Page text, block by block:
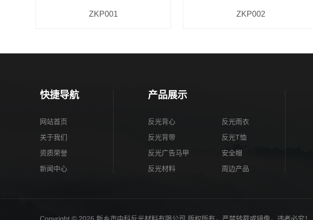
ZKP001 ZKP002
快捷导航
网站首页
关于我们
资质荣誉
新闻中心
产品展示
反光背心
反光雨衣
反光背带
反光T恤
反光广告马甲
安全帽
反光材料
周边产品